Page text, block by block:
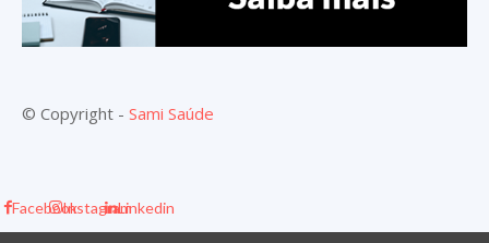
© Copyright - Sami Saúde
FacebookInstagramLinkedin